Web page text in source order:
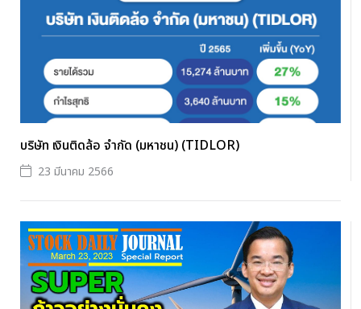
บริษัท เงินติดล้อ จำกัด (มหาชน) (TIDLOR)
23 มีนาคม 2566